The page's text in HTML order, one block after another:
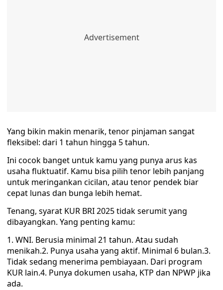
Yang bikin makin menarik, tenor pinjaman sangat
fleksibel: dari 1 tahun hingga 5 tahun.
Ini cocok banget untuk kamu yang punya arus kas
usaha fluktuatif. Kamu bisa pilih tenor lebih panjang
untuk meringankan cicilan, atau tenor pendek biar
cepat lunas dan bunga lebih hemat.
Tenang, syarat KUR BRI 2025 tidak serumit yang
dibayangkan. Yang penting kamu:
1. WNI. Berusia minimal 21 tahun. Atau sudah
menikah.2. Punya usaha yang aktif. Minimal 6 bulan.3.
Tidak sedang menerima pembiayaan. Dari program
KUR lain.4. Punya dokumen usaha, KTP dan NPWP jika
ada.